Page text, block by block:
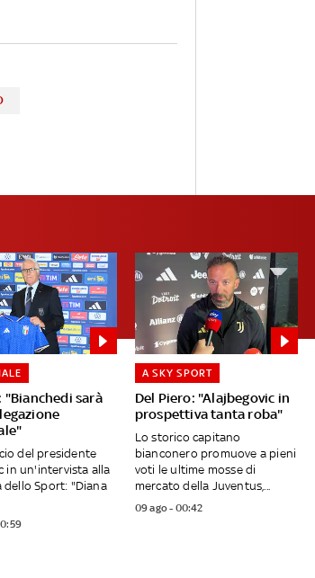
"Bianchedi sarà
del presidente
in un'intervista alla
dello Sport: "Diana
Del Piero: "Alajbegovic in
prospettiva tanta roba"
A SKY SPORT
Lo storico capitano
bianconero promuove a pieni
voti le ultime mosse di
mercato della Juventus,...
09 ago - 00:42